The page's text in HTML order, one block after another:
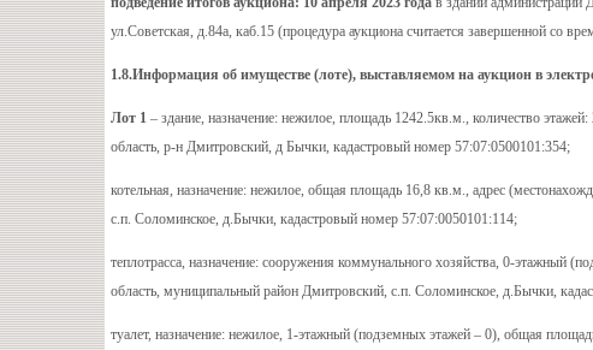
ул.Советская, д.84а, каб.15 (процедура аукциона считается завершенной со
1.8.Информация об имуществе (лоте), выставляемом на аукцион в
Лот 1 – здание, назначение: нежилое, площадь 1242.5кв.м., количество
область, р-н Дмитровский, д Бычки, кадастровый номер 57:07:0500101:354;
котельная, назначение: нежилое, общая площадь 16,8 кв.м., адрес
с.п. Соломинское, д.Бычки, кадастровый номер 57:07:0050101:114;
теплотрасса, назначение: сооружения коммунального хозяйства, 0-этажный
область, муниципальный район Дмитровский, с.п. Соломинское, д.Бычки,
туалет, назначение: нежилое, 1-этажный (подземных этажей – 0), общая